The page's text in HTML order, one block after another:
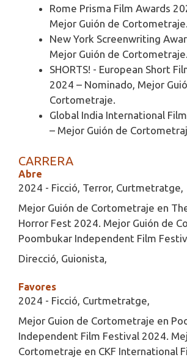
Rome Prisma Film Awards
Mejor Guión de Cortometraje.
New York Screenwriting
Mejor Guión de Cortometraje.
SHORTS! - European Short
2024 – Nominado, Mejor
Cortometraje.
Global India International
– Mejor Guión de
CARRERA
Abre
2024 - Ficció, Terror, Curtmetratge,
Mejor Guión de Cortometraje en
Horror Fest 2024. Mejor Guión de
Poombukar Independent Film
Direcció, Guionista,
Favores
2024 - Ficció, Curtmetratge,
Mejor Guion de Cortometraje en
Independent Film Festival 2024.
Cortometraje en CKF International